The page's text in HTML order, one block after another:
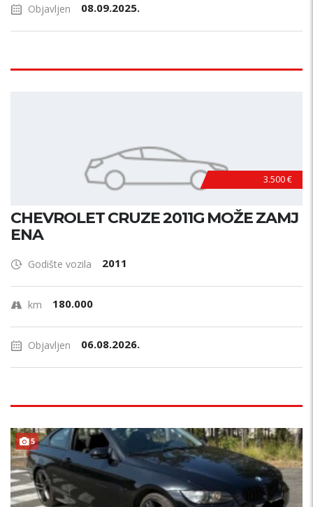
Objavljen 08.09.2025.
3.500 €
CHEVROLET CRUZE 2011G MOŽE ZAMJ
ENA
Godište vozila 2011
km 180.000
Objavljen 06.08.2026.
5 B
E
Z
U
L
A
G
A
N
J
A
!